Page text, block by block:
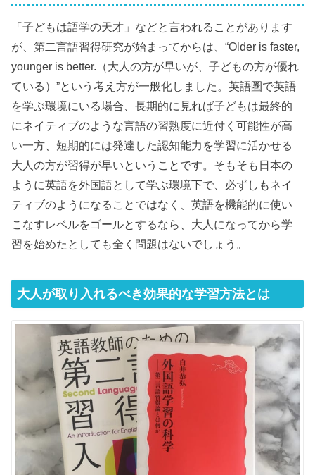
「子どもは語学の天才」などと言われることがあります
が、第二言語習得研究が始まってからは、“Older is faster,
younger is better.（大人の方が早いが、子どもの方が優れ
ている）”という考え方が一般化しました。英語圏で英語
を学ぶ環境にいる場合、長期的に見れば子どもは最終的
にネイティブのような言語の習熟度に近付く可能性が高
い一方、短期的には発達した認知能力を学習に活かせる
大人の方が習得が早いということです。そもそも日本の
ように英語を外国語として学ぶ環境下で、必ずしもネイ
ティブのようになることではなく、英語を機能的に使い
こなすレベルをゴールとするなら、大人になってから学
習を始めたとしても全く問題はないでしょう。
大人が取り入れるべき効果的な学習方法とは